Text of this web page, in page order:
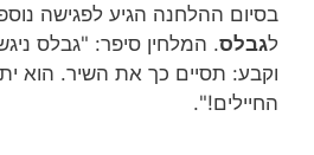
בסיום ההלחנה הגיע לפגישה
לגבלס. המלחין סיפר: "גבלס
וקבע: תסיים כך את השיר. הוא
החיילים!".